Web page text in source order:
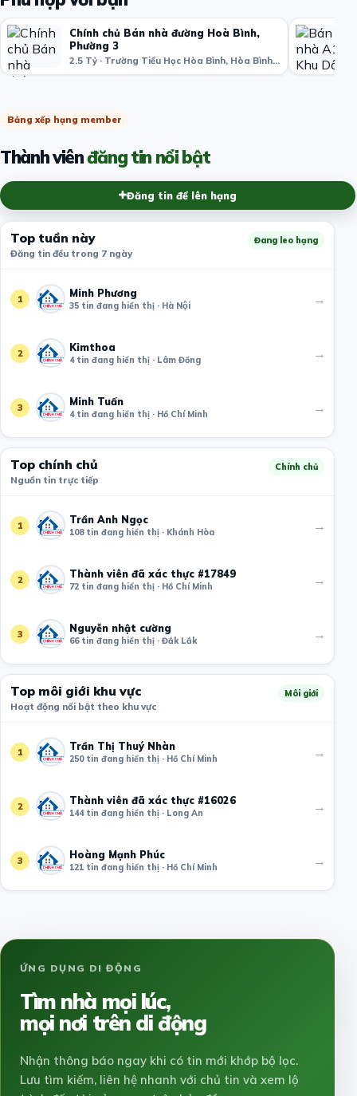
Chính chủ Bán nhà đường Hoà Bình,
Phường 3
2.5 Tỷ · Trường Tiểu Học Hòa Bình, Hòa Bình, phường 3, Quận 11, Hồ Chí Minh, Việt Nam
Bảng xếp hạng member
Thành viênđăng tin nổi bật
Đăng tin để lên hạng
Top tuần này
Đăng tin đều trong 7 ngày
Đang leo hạng
1 Minh Phương
35 tin đang hiển thị · Hà Nội →
2 Kimthoa
4 tin đang hiển thị · Lâm Đồng →
3 Minh Tuấn
4 tin đang hiển thị · Hồ Chí Minh →
Top chính chủ
Nguồn tin trực tiếp
Chính chủ
1 Trần Anh Ngọc
108 tin đang hiển thị · Khánh Hòa →
2 Thành viên đã xác thực #17849
72 tin đang hiển thị · Hồ Chí Minh →
3 Nguyễn nhật cường
66 tin đang hiển thị · Đắk Lắk →
Top môi giới khu vực
Hoạt động nổi bật theo khu vực
Môi giới
1 Trần Thị Thuý Nhàn
250 tin đang hiển thị · Hồ Chí Minh →
2 Thành viên đã xác thực #16026
144 tin đang hiển thị · Long An →
3 Hoàng Mạnh Phúc
121 tin đang hiển thị · Hồ Chí Minh →
ỨNG DỤNG DI ĐỘNG
Tìm nhà mọi lúc,
mọi nơi trên di động
Nhận thông báo ngay khi có tin mới khớp bộ lọc.
Lưu tìm kiếm, liên hệ nhanh với chủ tin và xem lộ